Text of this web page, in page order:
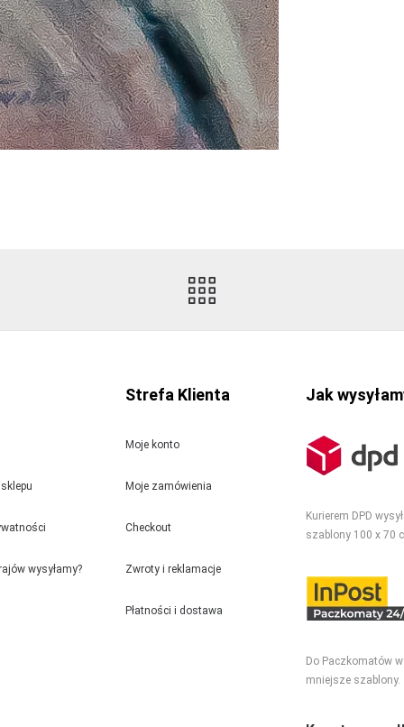
wysyłamy?
Strefa Klienta
Moje konto
Moje zamówienia
Checkout
Zwroty i reklamacje
Płatności i dostawa
Jak
Kurierem DPD
szablony 100 x 70
Do Paczkomatów
mniejsze szablony.